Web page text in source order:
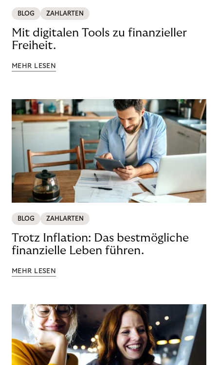
BLOG ZAHLARTEN
Mit digitalen Tools zu finanzieller
Freiheit.
MEHR LESEN
BLOG ZAHLARTEN
Trotz Inflation: Das bestmögliche
finanzielle Leben führen.
MEHR LESEN